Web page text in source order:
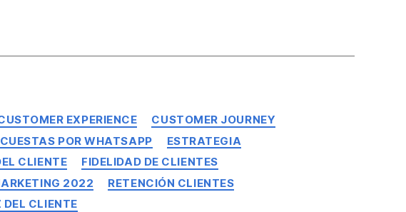
EXPERIENCE
CUSTOMER JOURNEY
POR WHATSAPP
ESTRATEGIA
CLIENTE
FIDELIDAD DE CLIENTES
2022
RETENCIÓN CLIENTES
DEL CLIENTE